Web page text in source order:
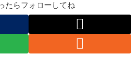
たらフォローしてね